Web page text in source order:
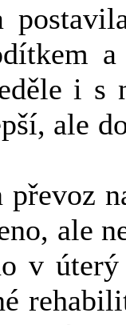
i s
ale
převoz
ale
v